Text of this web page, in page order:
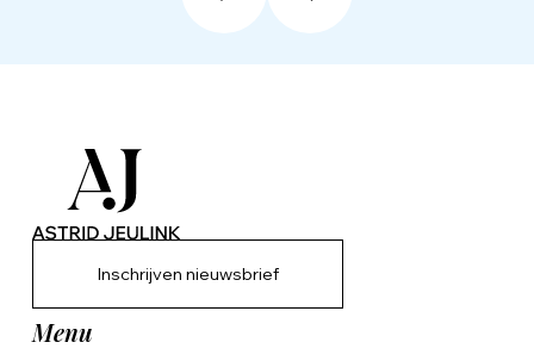
Inschrijven nieuwsbrief
Menu